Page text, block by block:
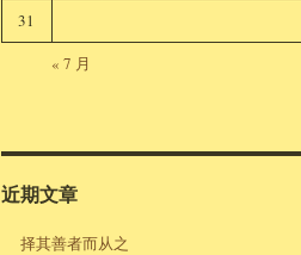
31
« 7 月
近期文章
择其善者而从之